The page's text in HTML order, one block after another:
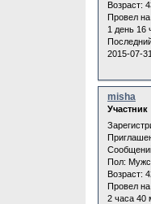
Возраст:
Провел
1 день 16
2015-07-
misha
Участник
Пол:
Возраст:
Провел
2 часа 40